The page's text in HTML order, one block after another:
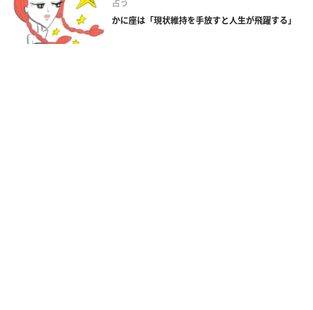
占う
かに座は「現状維持を手放すと人生が飛躍する」